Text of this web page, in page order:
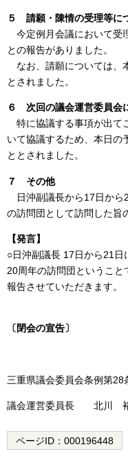
５ 請願・陳情の受理等に
今定例月会議において受
との報告がありました。
なお、請願については、
とされました。
６ 次回の議会運営委員会
特に協議する事項が出て
いて協議するため、本日の
ととされました。
７ その他
日沖副議長から17日から
の訪問団として訪問した旨
【発言】
○日沖副議長 17日から21
20周年の訪問団ということ
報告させていただきます。
〔閉会の宣告〕
三重県議会委員会条例第28
議会運営委員長 北川
ページID： 000196448